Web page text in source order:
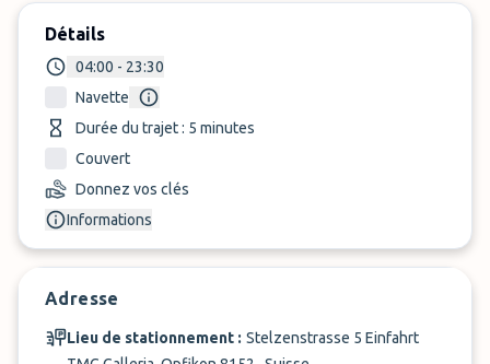
Détails
04:00 - 23:30
Navette
Durée du trajet : 5 minutes
Couvert
Donnez vos clés
Informations
Adresse
Lieu de stationnement : Stelzenstrasse 5 Einfahrt